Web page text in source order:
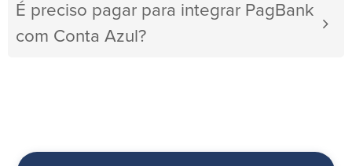
É preciso pagar para integrar PagBank
com Conta Azul?